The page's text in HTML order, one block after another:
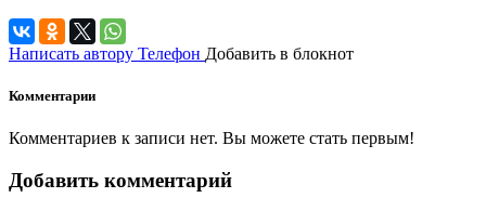
Написать автору Телефон Добавить в блокнот
Комментарии
Комментариев к записи нет. Вы можете стать первым!
Добавить комментарий